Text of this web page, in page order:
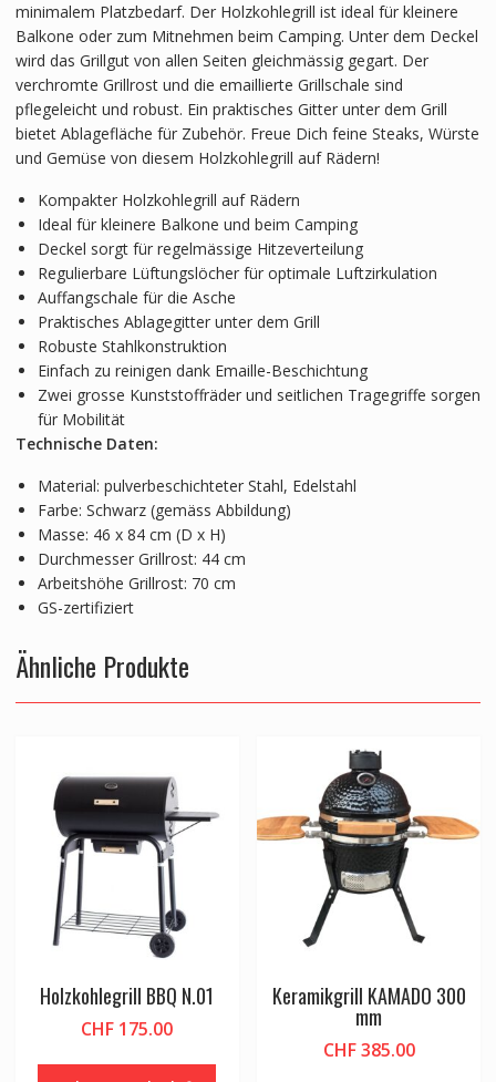
minimalem Platzbedarf. Der Holzkohlegrill ist ideal für kleinere
Balkone oder zum Mitnehmen beim Camping. Unter dem Deckel
wird das Grillgut von allen Seiten gleichmässig gegart. Der
verchromte Grillrost und die emaillierte Grillschale sind
pflegeleicht und robust. Ein praktisches Gitter unter dem Grill
bietet Ablagefläche für Zubehör. Freue Dich feine Steaks, Würste
und Gemüse von diesem Holzkohlegrill auf Rädern!
Kompakter Holzkohlegrill auf Rädern
Ideal für kleinere Balkone und beim Camping
Deckel sorgt für regelmässige Hitzeverteilung
Regulierbare Lüftungslöcher für optimale Luftzirkulation
Auffangschale für die Asche
Praktisches Ablagegitter unter dem Grill
Robuste Stahlkonstruktion
Einfach zu reinigen dank Emaille-Beschichtung
Zwei grosse Kunststoffräder und seitlichen Tragegriffe sorgen
für Mobilität
Technische Daten:
Material: pulverbeschichteter Stahl, Edelstahl
Farbe: Schwarz (gemäss Abbildung)
Masse: 46 x 84 cm (D x H)
Durchmesser Grillrost: 44 cm
Arbeitshöhe Grillrost: 70 cm
GS-zertifiziert
Ähnliche Produkte
Holzkohlegrill BBQ N.01
CHF 175.00
Keramikgrill KAMADO 300
mm
CHF385.00